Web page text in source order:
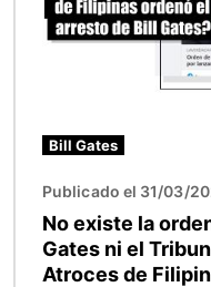
Bill Gates
Publicado el 31/03/
No existe la
Gates ni el
Atroces de